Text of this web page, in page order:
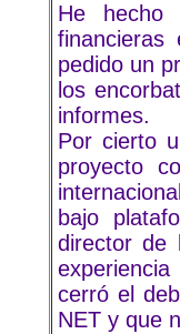
He hecho
pedido un
los
informes.
Por cierto
proyecto
bajo
director de
experiencia
cerró el
NET y que